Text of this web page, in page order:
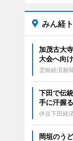
みん経
加茂古大
大会へ向
雲南経済新
下田で伝
手に汗握
伊豆下田経
岡垣のう